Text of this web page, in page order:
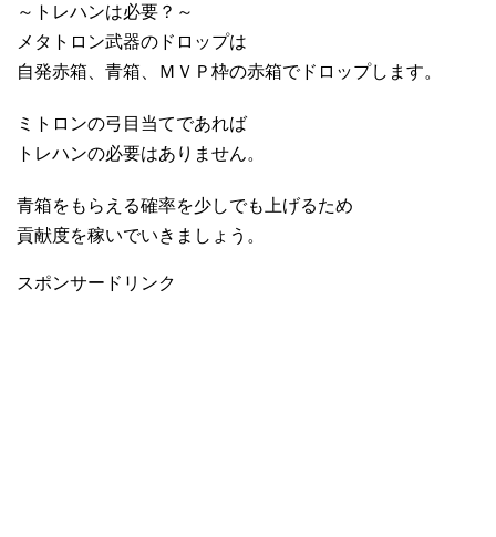
～トレハンは必要？～
メタトロン武器のドロップは
自発赤箱、青箱、ＭＶＰ枠の赤箱でドロップします。
ミトロンの弓目当てであれば
トレハンの必要はありません。
青箱をもらえる確率を少しでも上げるため
貢献度を稼いでいきましょう。
スポンサードリンク